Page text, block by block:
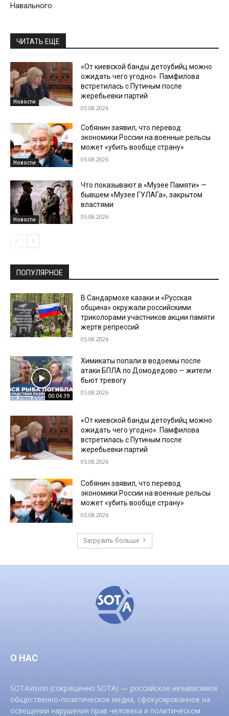
Навального
ЧИТАТЬ ЕЩЕ
Новости
«От киевской банды детоубийц можно
ожидать чего угодно». Памфилова
встретилась с Путиным после
жеребьевки партий
05.08.2026
Новости
Собянин заявил, что перевод
экономики России на военные рельсы
может «убить вообще страну»
05.08.2026
Новости
Что показывают в «Музее Памяти» —
бывшем «Музее ГУЛАГа», закрытом
властями
05.08.2026
ПОПУЛЯРНОЕ
В Сандармохе казаки и «Русская
община» окружали российскими
триколорами участников акции памяти
жертв репрессий
05.08.2026
00:04:39
Химикаты попали в водоемы после
атаки БПЛА по Домодедово — жители
бьют тревогу
05.08.2026
«От киевской банды детоубийц можно
ожидать чего угодно». Памфилова
встретилась с Путиным после
жеребьевки партий
05.08.2026
Собянин заявил, что перевод
экономики России на военные рельсы
может «убить вообще страну»
05.08.2026
Загрузить больше
О НАС
SOTAvision (сокращенно SOTA) — российское независимое
общественно-политическое медиа, сфокусированное на
освещении нарушения прав человека и политическом